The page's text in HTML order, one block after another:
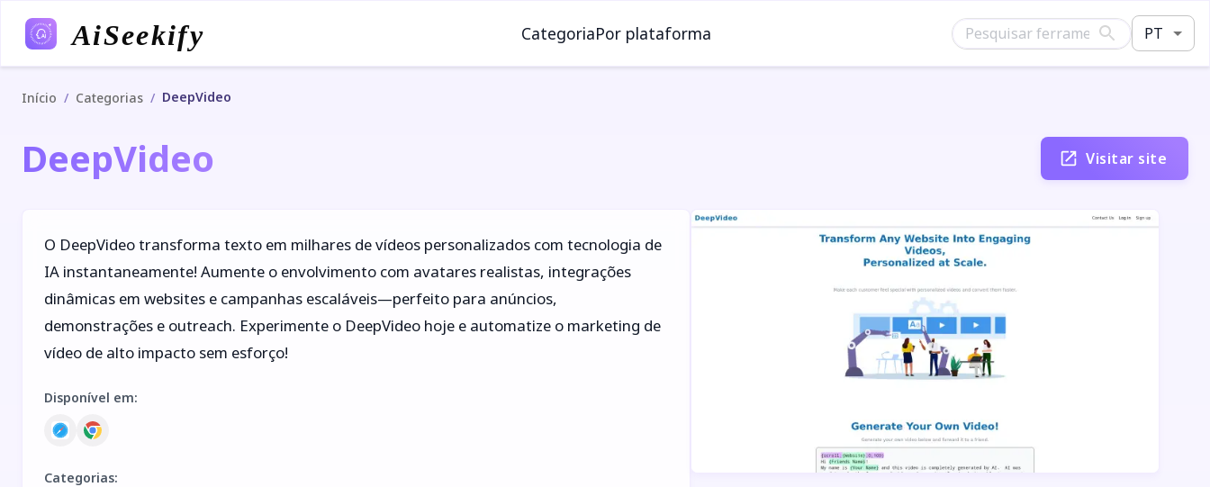
AiSeekify CategoriaPor plataforma PT
Início / Categorias / DeepVideo
DeepVideo Visitar site
O DeepVideo transforma texto em milhares de vídeos personalizados com tecnologia de
IA instantaneamente! Aumente o envolvimento com avatares realistas, integrações
dinâmicas em websites e campanhas escaláveis—perfeito para anúncios,
demonstrações e outreach. Experimente o DeepVideo hoje e automatize o marketing de
vídeo de alto impacto sem esforço!
Disponível em:
Categorias: